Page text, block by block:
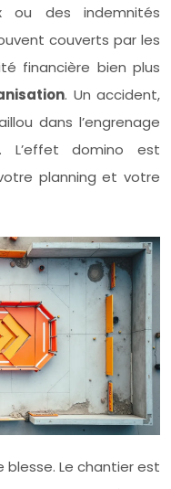
ou des indemnités
couverts par les
financière bien plus
. Un accident,
dans l’engrenage
L’effet domino est
planning et votre
blesse. Le chantier est